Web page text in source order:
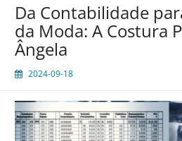
Receita
de
Transformação
Roberto
Da Contabilidade
da Moda: A Costura
Ângela
2024-09-18